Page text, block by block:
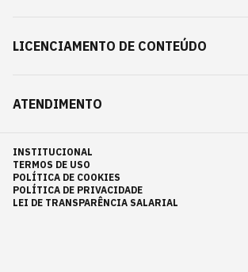
LICENCIAMENTO DE CONTEÚDO
ATENDIMENTO
INSTITUCIONAL
TERMOS DE USO
POLÍTICA DE COOKIES
POLÍTICA DE PRIVACIDADE
LEI DE TRANSPARÊNCIA SALARIAL